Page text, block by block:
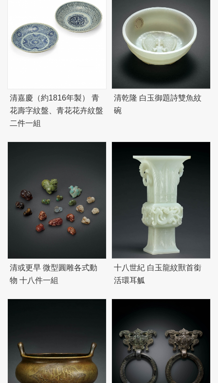
清嘉慶（約1816年製） 青
花壽字紋盤、青花花卉紋盤
二件一組
清乾隆 白玉御題詩雙魚紋
碗
清或更早 微型圓雕各式動
物 十八件一組
十八世紀 白玉龍紋獸首銜
活環耳觚